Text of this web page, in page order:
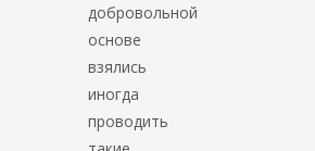
добровольной
основе
взялись
иногда
проводить